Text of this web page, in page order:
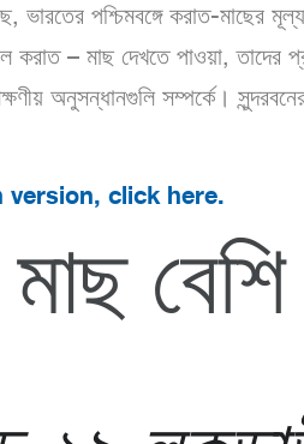
ভারতের পশ্চিমবঙ্গে করাত-মাছের
করাত – মাছ দেখতে পাওয়া,
অনুসন্ধানগুলি সম্পর্কে।
version, click here.
বেশি